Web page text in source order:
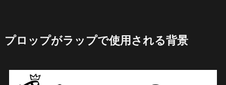
プロップがラップで使用される背景